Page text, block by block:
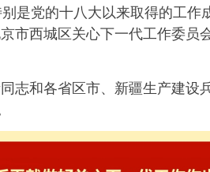
党的十八大以来取得的工作
市西城区关心下一代工作委员
和各省区市、新疆生产建设